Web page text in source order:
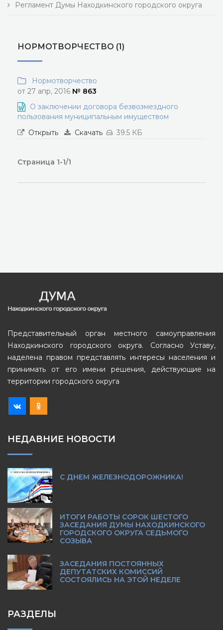
Регламент Думы Находкинского городского округа
НОРМОТВОРЧЕСТВО (1)
Нормотворчество
от 27 апр, 2016 № 863
О заключении договора безвозмездного
пользования муниципальным имуществом
Открыть
Скачать 39.5 КБ
Страница 1-1/1
Представительный орган местного самоуправления
Находкинского городского округа. Согласно Уставу,
наделена правом представлять интересы населения и
принимать от его имени решения, действующие на
территории городского округа
НЕДАВНИЕ НОВОСТИ
С ДНЕМ ЖЕЛЕЗНОДОРОЖНИКА!
ИТОГИ РАБОТЫ СОРОК ШЕСТОГО
ЗАСЕДАНИЯ ДУМЫ НАХОДКИНСКОГО
ГОРОДСКОГО ОКРУГА СЕДЬМОГО
СОЗЫВА
ЗАСЕДАНИЯ ПОСТОЯННЫХ
ДЕПУТАТСКИХ КОМИССИЙ
СОСТОЯЛИСЬ НА ЭТОЙ НЕДЕЛЕ
РАЗДЕЛЫ